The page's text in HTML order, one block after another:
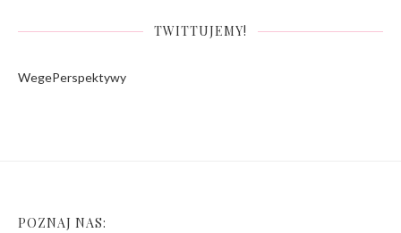
TWITTUJEMY!
WegePerspektywy
POZNAJ NAS: